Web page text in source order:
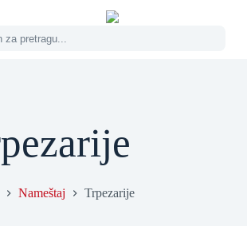
Nameštaj Trpezarije